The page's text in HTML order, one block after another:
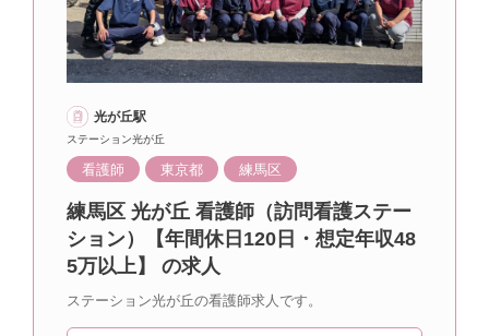
光が丘駅
ステーション光が丘
看護師 東京都 練馬区
練馬区 光が丘 看護師（訪問看護ステー
ション）【年間休日120日・想定年収48
5万以上】 の求人
ステーション光が丘の看護師求人です。